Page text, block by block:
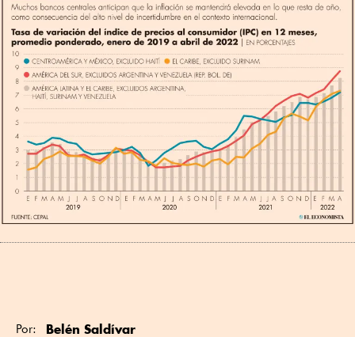
Por: Belén Saldívar